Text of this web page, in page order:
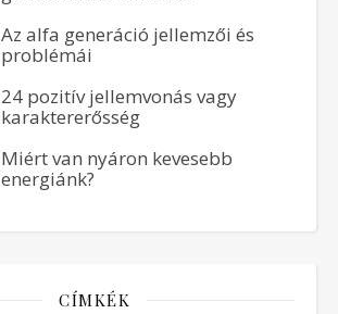
Az alfa generáció jellemzői és
problémái
24 pozitív jellemvonás vagy
karaktererősség
Miért van nyáron kevesebb
energiánk?
CÍMKÉK